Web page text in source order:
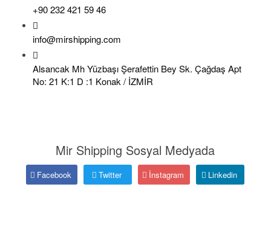
+90 232 421 59 46
info@mirshipping.com
Alsancak Mh Yüzbaşı Şerafettin Bey Sk. Çağdaş Apt
No: 21 K:1 D :1 Konak / İZMİR
Mir Shipping Sosyal Medyada
Facebook Twitter İnstagram Linkedin